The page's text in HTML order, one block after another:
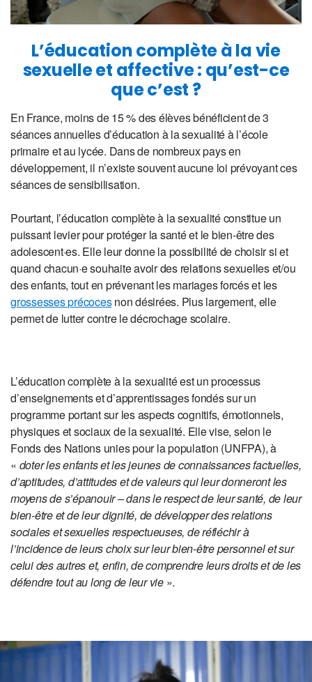
L’éducation complète à la vie
sexuelle et affective : qu’est-ce
que c’est ?
En France, moins de 15 % des élèves bénéficient de 3
séances annuelles d’éducation à la sexualité à l’école
primaire et au lycée. Dans de nombreux pays en
développement, il n’existe souvent aucune loi prévoyant ces
séances de sensibilisation.
Pourtant, l’éducation complète à la sexualité constitue un
puissant levier pour protéger la santé et le bien-être des
adolescent·es. Elle leur donne la possibilité de choisir si et
quand chacun·e souhaite avoir des relations sexuelles et/ou
des enfants, tout en prévenant les mariages forcés et les
grossesses précocesnon désirées. Plus largement, elle
permet de lutter contre le décrochage scolaire.
L’éducation complète à la sexualité est un processus
d’enseignements et d’apprentissages fondés sur un
programme portant sur les aspects cognitifs, émotionnels,
physiques et sociaux de la sexualité. Elle vise, selon le
Fonds des Nations unies pour la population (UNFPA), à
« doter les enfants et les jeunes de connaissances factuelles,
d’aptitudes, d’attitudes et de valeurs qui leur donneront les
moyens de s’épanouir – dans le respect de leur santé, de leur
bien-être et de leur dignité, de développer des relations
sociales et sexuelles respectueuses, de réfléchir à
l’incidence de leurs choix sur leur bien-être personnel et sur
celui des autres et, enfin, de comprendre leurs droits et de les
défendre tout au long de leur vie».